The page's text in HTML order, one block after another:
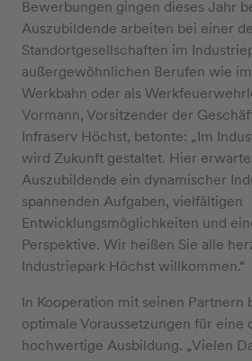
Bewerbungen gingen dieses Jahr
Auszubildende arbeiten bei einer
Standortgesellschaften im
außergewöhnlichen Berufen wie
Werkbahn oder als
Vormann, Vorsitzender der
Infraserv Höchst, betonte: „Im
wird Zukunft gestaltet. Hier
Auszubildende ein dynamischer
spannenden Aufgaben, vielfältigen
Entwicklungsmöglichkeiten und
Perspektive. Wir heißen Sie alle
Industriepark Höchst willkommen.“
In Kooperation mit seinen Partnern
optimale Voraussetzungen für eine
hochwertige Ausbildung. „Vielen